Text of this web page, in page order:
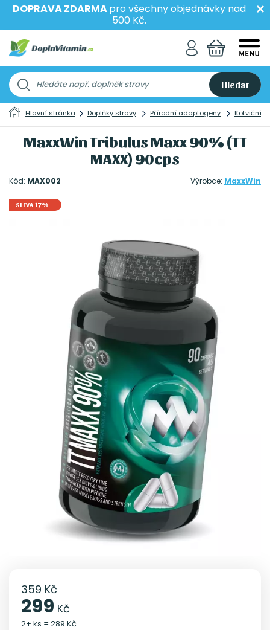
DOPRAVA ZDARMApro všechny objednávky nad
500 Kč.
Hledat
Hlavní stránka Doplňky stravy Přírodní adaptogeny Kotvičník
MaxxWin Tribulus Maxx 90% (TT
MAXX) 90cps
Kód: MAX002 Výrobce: MaxxWin
SLEVA 17%
359 Kč
299 Kč
2+ ks = 289 Kč